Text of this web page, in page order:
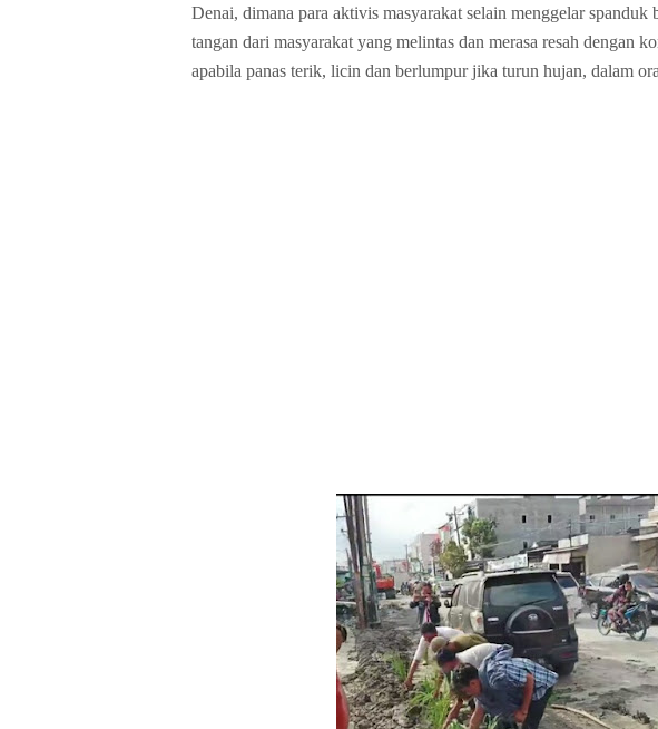
Denai, dimana para aktivis masyarakat selain menggelar spanduk
tangan dari masyarakat yang melintas dan merasa resah dengan
apabila panas terik, licin dan berlumpur jika turun hujan, dalam